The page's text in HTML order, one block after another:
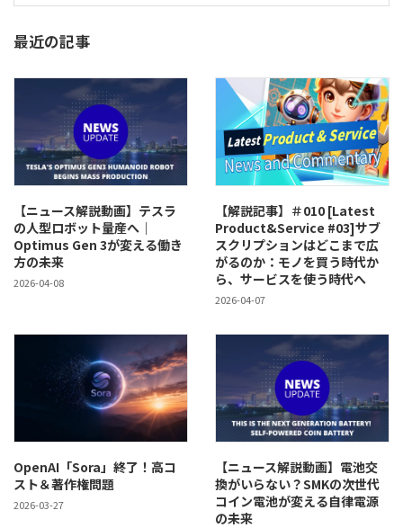
最近の記事
【ニュース解説動画】テスラ
の人型ロボット量産へ｜
Optimus Gen 3が変える働き
方の未来
2026-04-08
【解説記事】＃010 [Latest
Product&Service #03]サブ
スクリプションはどこまで広
がるのか：モノを買う時代か
ら、サービスを使う時代へ
2026-04-07
OpenAI「Sora」終了！高コ
スト＆著作権問題
2026-03-27
【ニュース解説動画】電池交
換がいらない？SMKの次世代
コイン電池が変える自律電源
の未来